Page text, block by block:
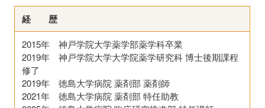
経 歴
2015年 神戸学院大学薬学部薬学科卒業
2019年 神戸学院大学大学院薬学研究科 博士後期課程
修了
2019年 徳島大学病院 薬剤部 薬剤師
2021年 徳島大学病院 薬剤部 特任助教